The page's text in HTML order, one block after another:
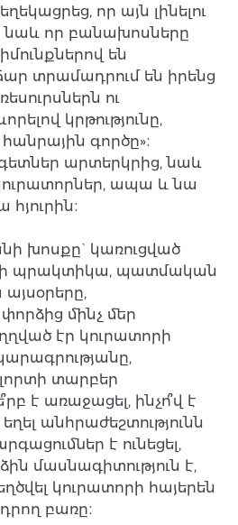
որ այն լինելու
նաև որ բանախոսները
են
տրամադրում են իրենց
ու
կրթությունը,
գործը»։
արտերկրից, նաև
ապա և նա
խոսքը` կառուցված
պրակտիկա, պատմական
այսօրերը,
մինչ մեր
էր կուրատորի
տարբեր
է առաջացել, ինչո՞վ է
անհրաժեշտությունն
է ունեցել,
մասնագիտություն է,
կուրատորի հայերեն
բառը։